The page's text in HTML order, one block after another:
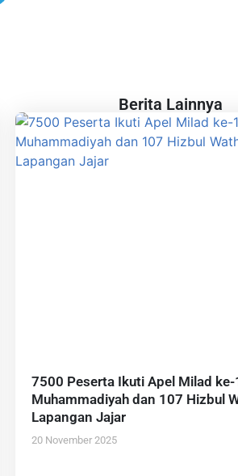
Berita Lainnya
7500 Peserta Ikuti Apel Milad
Muhammadiyah dan 107 Hizbul
Lapangan Jajar
20 November 2025